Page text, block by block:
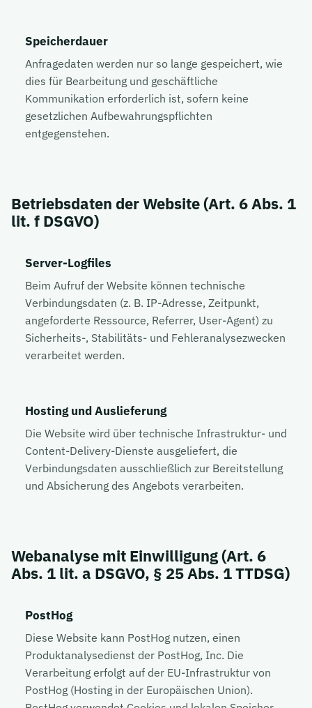
Speicherdauer
Anfragedaten werden nur so lange gespeichert, wie
dies für Bearbeitung und geschäftliche
Kommunikation erforderlich ist, sofern keine
gesetzlichen Aufbewahrungspflichten
entgegenstehen.
Betriebsdaten der Website (Art. 6 Abs. 1
lit. f DSGVO)
Server-Logfiles
Beim Aufruf der Website können technische
Verbindungsdaten (z. B. IP-Adresse, Zeitpunkt,
angeforderte Ressource, Referrer, User-Agent) zu
Sicherheits-, Stabilitäts- und Fehleranalysezwecken
verarbeitet werden.
Hosting und Auslieferung
Die Website wird über technische Infrastruktur- und
Content-Delivery-Dienste ausgeliefert, die
Verbindungsdaten ausschließlich zur Bereitstellung
und Absicherung des Angebots verarbeiten.
Webanalyse mit Einwilligung (Art. 6
Abs. 1 lit. a DSGVO, § 25 Abs. 1 TTDSG)
PostHog
Diese Website kann PostHog nutzen, einen
Produktanalysedienst der PostHog, Inc. Die
Verarbeitung erfolgt auf der EU-Infrastruktur von
PostHog (Hosting in der Europäischen Union).